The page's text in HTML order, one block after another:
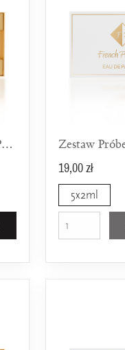
Zestaw Próbek FP Nr 5 - TOP 5 Dla Kobiet
19,00 zł
5x2ml